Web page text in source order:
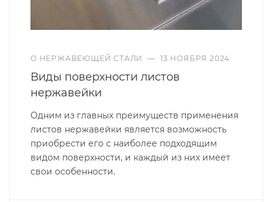
О НЕРЖАВЕЮЩЕЙ СТАЛИ — 13 НОЯБРЯ 2024
Виды поверхности листов
нержавейки
Одним из главных преимуществ применения
листов нержавейки является возможность
приобрести его с наиболее подходящим
видом поверхности, и каждый из них имеет
свои особенности.